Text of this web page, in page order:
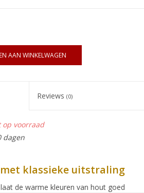
AAN WINKELWAGEN
Reviews (0)
op voorraad
dagen
klassieke uitstraling
de warme kleuren van hout goed